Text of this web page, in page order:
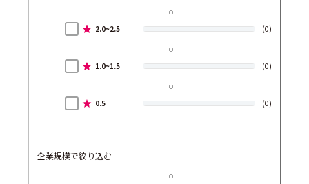
2.0~2.5 (0)
1.0~1.5 (0)
0.5 (0)
企業規模で絞り込む